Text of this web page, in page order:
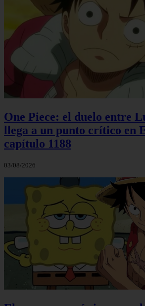
One Piece: el duelo entre
llega a un punto crítico en
capítulo 1188
03/08/2026